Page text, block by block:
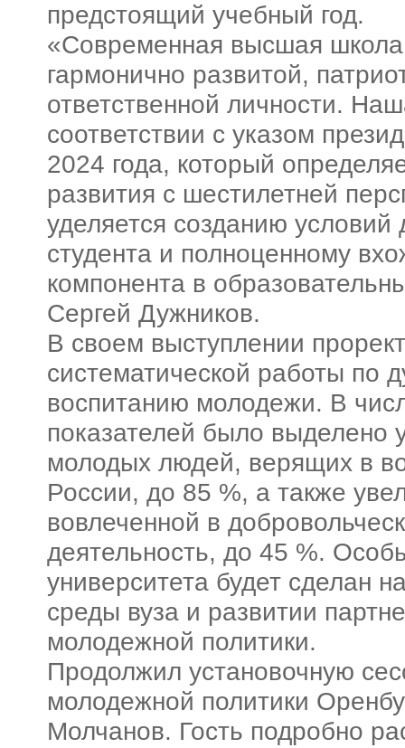
предстоящий учебный год.
«Современная высшая
гармонично развитой,
ответственной личности.
соответствии с указом
2024 года, который
развития с шестилетней
уделяется созданию
студента и полноценному
компонента в
Сергей Дужников.
В своем выступлении
систематической работы по
воспитанию молодежи. В
показателей было выделено
молодых людей, верящих в
России, до 85 %, а также
вовлеченной в
деятельность, до 45 %.
университета будет сделан
среды вуза и развитии
молодежной политики.
Продолжил установочную
молодежной политики
Молчанов. Гость подробно